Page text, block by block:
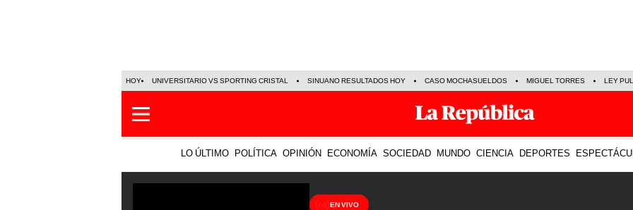
HOY UNIVERSITARIO VS SPORTING CRISTAL SINUANO RESULTADOS HOY CASO MOCHASUELDOS MIGUEL TORRES LEY
LO ÚLTIMO POLÍTICA OPINIÓN ECONOMÍA SOCIEDAD MUNDO CIENCIA DEPORTES
EN VIVO